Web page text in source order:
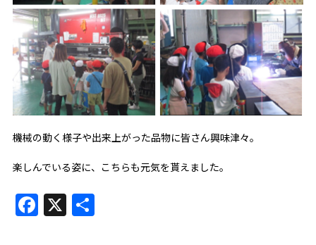
機械の動く様子や出来上がった品物に皆さん興味津々。
楽しんでいる姿に、こちらも元気を貰えました。
Facebook
X 共
有